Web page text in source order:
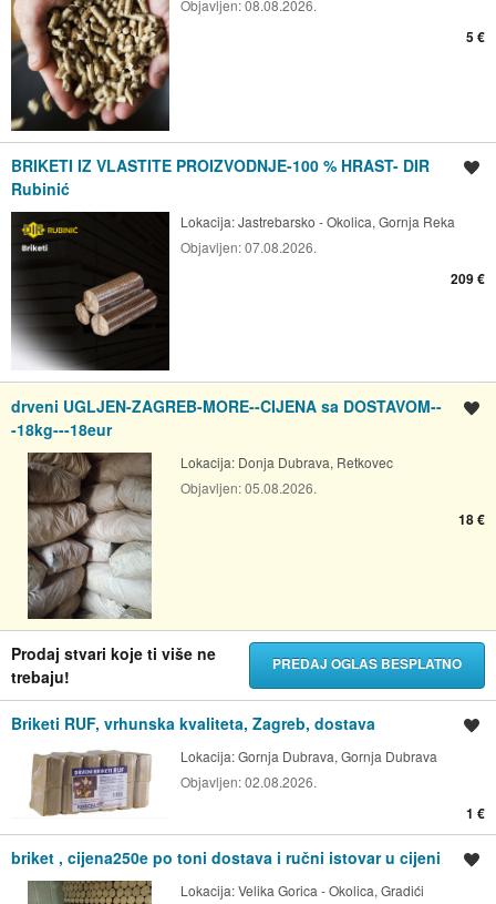
Objavljen:08.08.2026.
5 €
BRIKETI IZ VLASTITE PROIZVODNJE-100 % HRAST- DIR
Rubinić
Lokacija:Jastrebarsko - Okolica, Gornja Reka
Objavljen:07.08.2026.
209 €
drveni UGLJEN-ZAGREB-MORE--CIJENA sa DOSTAVOM--
-18kg---18eur
Lokacija: Donja Dubrava, Retkovec
Objavljen:05.08.2026.
18 €
Prodaj stvari koje ti više ne
trebaju!
PREDAJ OGLAS BESPLATNO
Briketi RUF, vrhunska kvaliteta, Zagreb, dostava
Lokacija:Gornja Dubrava, Gornja Dubrava
Objavljen:02.08.2026.
1 €
briket , cijena250e po toni dostava i ručni istovar u cijeni
Lokacija:Velika Gorica - Okolica, Gradići